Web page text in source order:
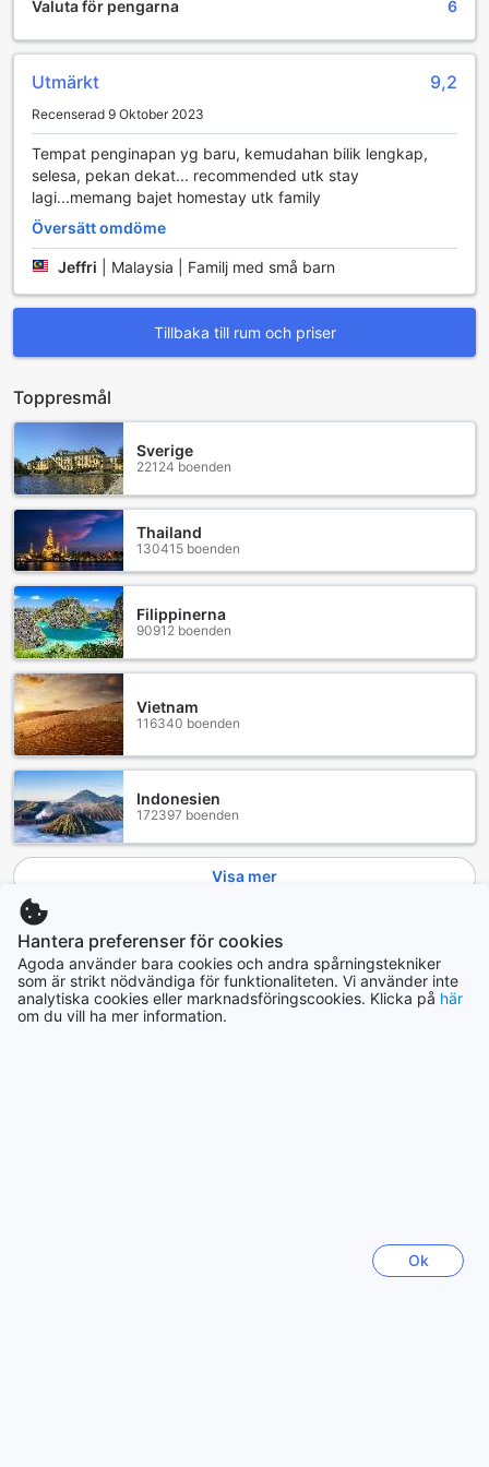
Runtom på boendet
Missa inte allt som Ipoh har att erbjuda! Lär dig mer om
stadens konsthistoria under en dag på Ipoh World at Han
Chin Pet Soo, 19,6 km bort. Här kan du se konstsamlingar
av berömda konstnärer.
Valuta för pengarna 6
Utmärkt 9,2
Recenserad 9 Oktober 2023
Tempat penginapan yg baru, kemudahan bilik lengkap,
selesa, pekan dekat... recommended utk stay
lagi...memang bajet homestay utk family
Översätt omdöme
Jeffri Malaysia | Familj med små barn
Tillbaka till rum och priser
Toppresmål
Sverige
22124 boenden
Thailand
130415 boenden
Filippinerna
90912 boenden
Vietnam
116340 boenden
Indonesien
172397 boenden
Visa mer
Trendande städer
Hantera preferenser för cookies
Agoda använder bara cookies och andra spårningstekniker
som är strikt nödvändiga för funktionaliteten. Vi använder inte
analytiska cookies eller marknadsföringscookies. Klicka på här
om du vill ha mer information.
Ok